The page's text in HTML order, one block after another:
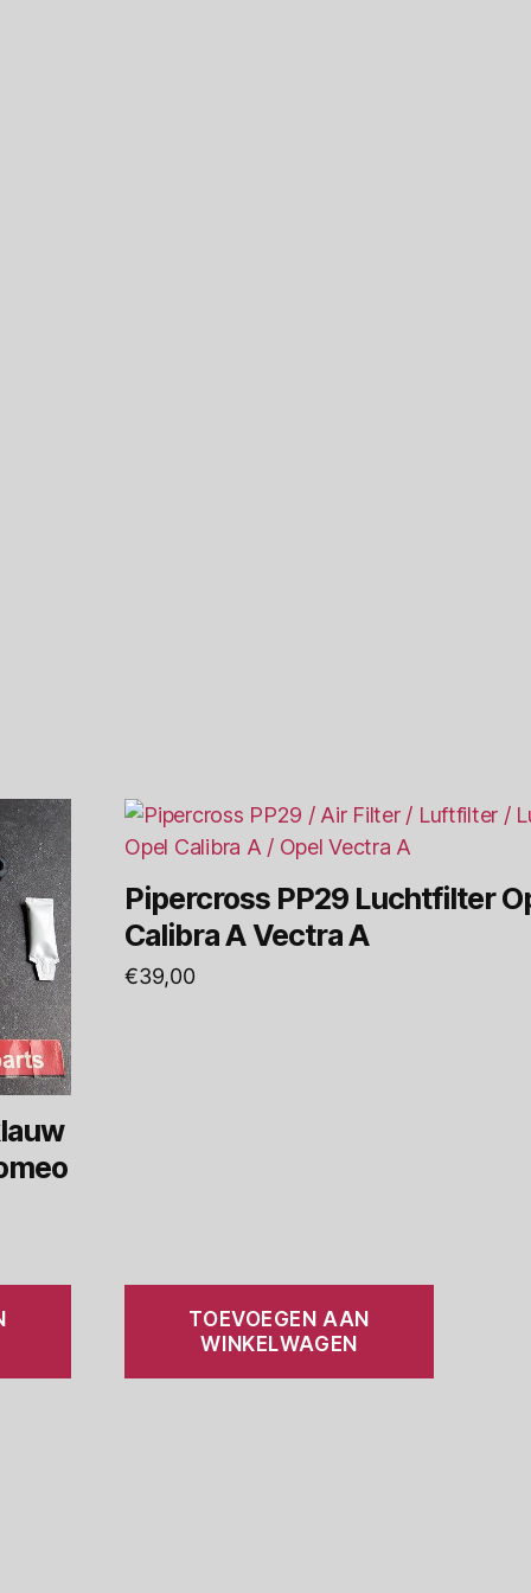
Pipercross PP29 Luchtfilter
Calibra A Vectra A
€39,00
TOEVOEGEN AAN
WINKELWAGEN